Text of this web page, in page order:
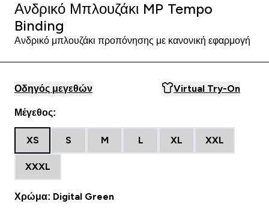
Ανδρικό Μπλουζάκι MP Tempo
Binding
Ανδρικό μπλουζάκι προπόνησης με κανονική εφαρμογή
Οδηγός μεγεθών Virtual Try-On
Μέγεθος:
XS S M L XL XXL
XXXL
Χρώμα: Digital Green